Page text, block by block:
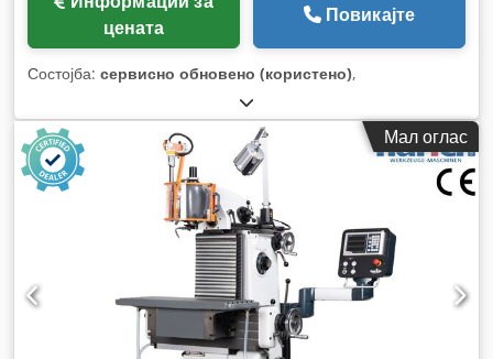
цената
Повикајте
Состојба: сервисно обновено (користено),
Мал оглас